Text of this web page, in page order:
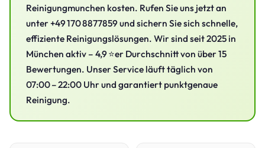
Reinigungmunchen kosten. Rufen Sie uns jetzt an
unter +49 170 8877859 und sichern Sie sich schnelle,
effiziente Reinigungslösungen. Wir sind seit 2025 in
München aktiv – 4,9 ⭐er Durchschnitt von über 15
Bewertungen. Unser Service läuft täglich von
07:00 – 22:00 Uhr und garantiert punktgenaue
Reinigung.